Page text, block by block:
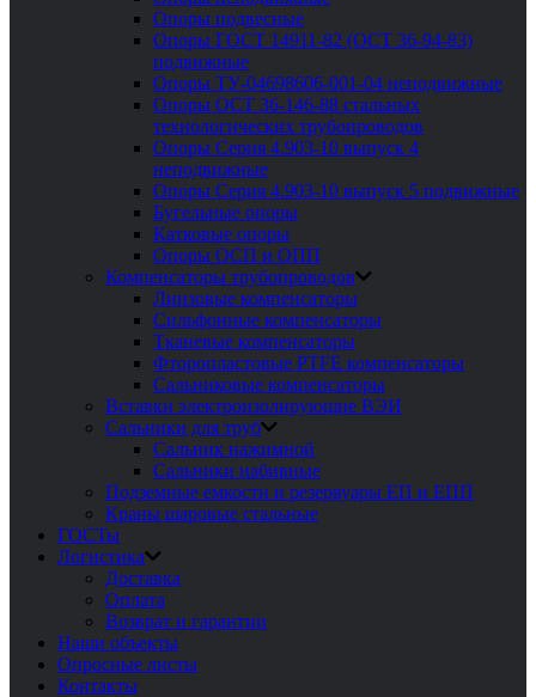
Опоры подвесные
Опоры ГОСТ 14911-82 (ОСТ 36-94-83)
подвижные
Опоры ТУ-04698606-001-04 неподвижные
Опоры ОСТ 36-146-88 стальных
технологических трубопроводов
Опоры Серия 4.903-10 выпуск 4
неподвижные
Опоры Серия 4.903-10 выпуск 5 подвижные
Бугельные опоры
Катковые опоры
Опоры ОСП и ОПП
Компенсаторы трубопроводов
Линзовые компенсаторы
Сильфонные компенсаторы
Тканевые компенсаторы
Фторопластовые PTFE компенсаторы
Сальниковые компенсаторы
Вставки электроизолирующие ВЭИ
Сальники для труб
Сальник нажимной
Сальники набивные
Подземные емкости и резервуары ЕП и ЕПП
Краны шаровые стальные
ГОСТы
Логистика
Доставка
Оплата
Возврат и гарантии
Наши объекты
Опросные листы
Контакты